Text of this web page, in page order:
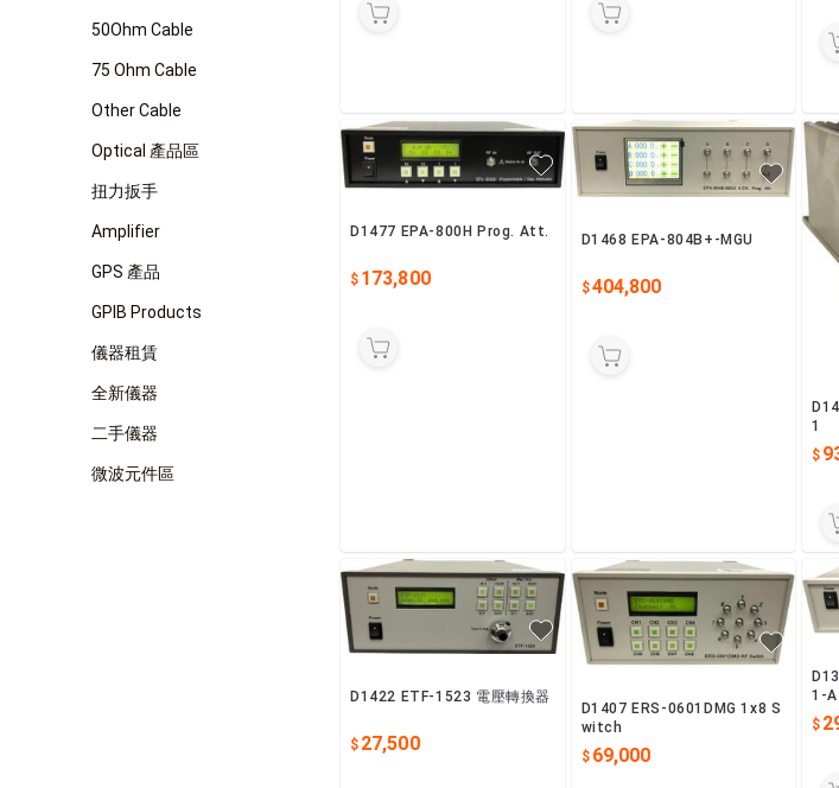
50Ohm Cable
75 Ohm Cable
Other Cable
Optical 產品區
扭力扳手
Amplifier
GPS 產品
GPIB Products
儀器租賃
全新儀器
二手儀器
微波元件區
D1477 EPA-800H Prog. Att.
173,800
D1468 EPA-804B+-MGU
404,800
1
D1422 ETF-1523 電壓轉換器
27,500
D1407 ERS-0601DMG 1x8 S
witch
69,000
1-